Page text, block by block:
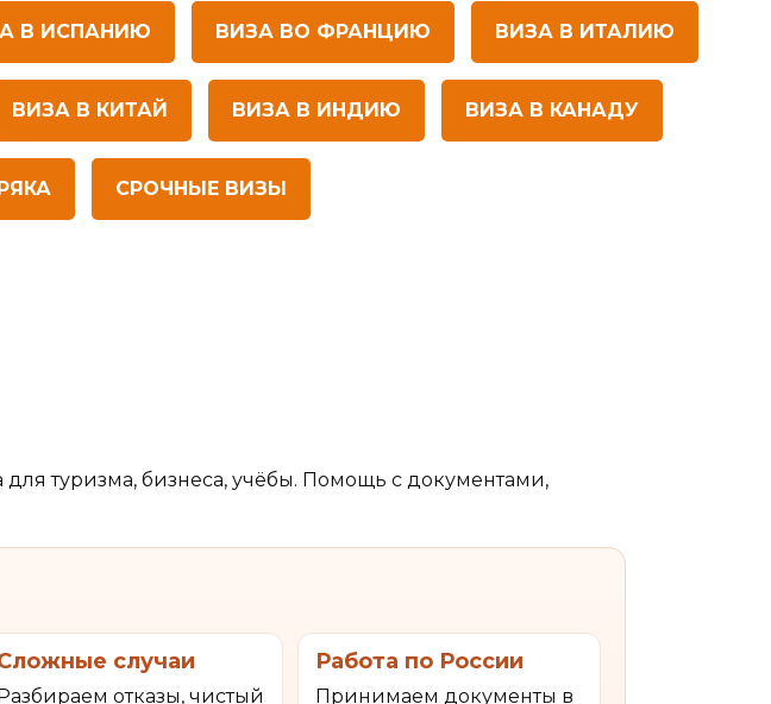
В ИСПАНИЮ ВИЗА ВО ФРАНЦИЮ ВИЗА В ИТАЛИЮ
ВИЗА В КИТАЙ ВИЗА В ИНДИЮ ВИЗА В КАНАДУ
СРОЧНЫЕ ВИЗЫ
туризма, бизнеса, учёбы. Помощь с документами,
случаи
отказы, чистый
Работа по России
Принимаем документы в